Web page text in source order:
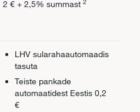
2 € + 2,5% summast 2
LHV sularahaautomaadis
tasuta
Teiste pankade
automaatidest Eestis 0,2
€